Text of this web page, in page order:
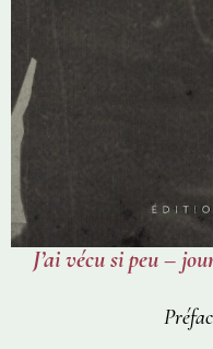
J’ai vécu si peu –